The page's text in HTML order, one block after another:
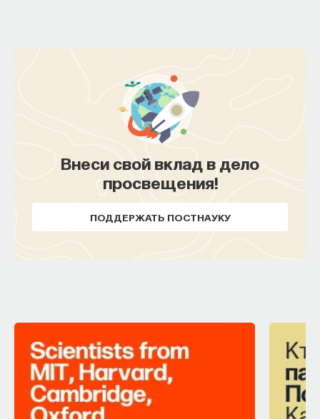
Внеси свой вклад в дело
просвещения!
ПОДДЕРЖАТЬ ПОСТНАУКУ